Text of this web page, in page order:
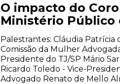
O impacto do
Ministério Público
Palestrantes: Cláudia Patrícia
Comissão da Mulher
Presidente do TJ/SP Mário
Ricardo Toledo - Vice-
Advogado Renato de Mello